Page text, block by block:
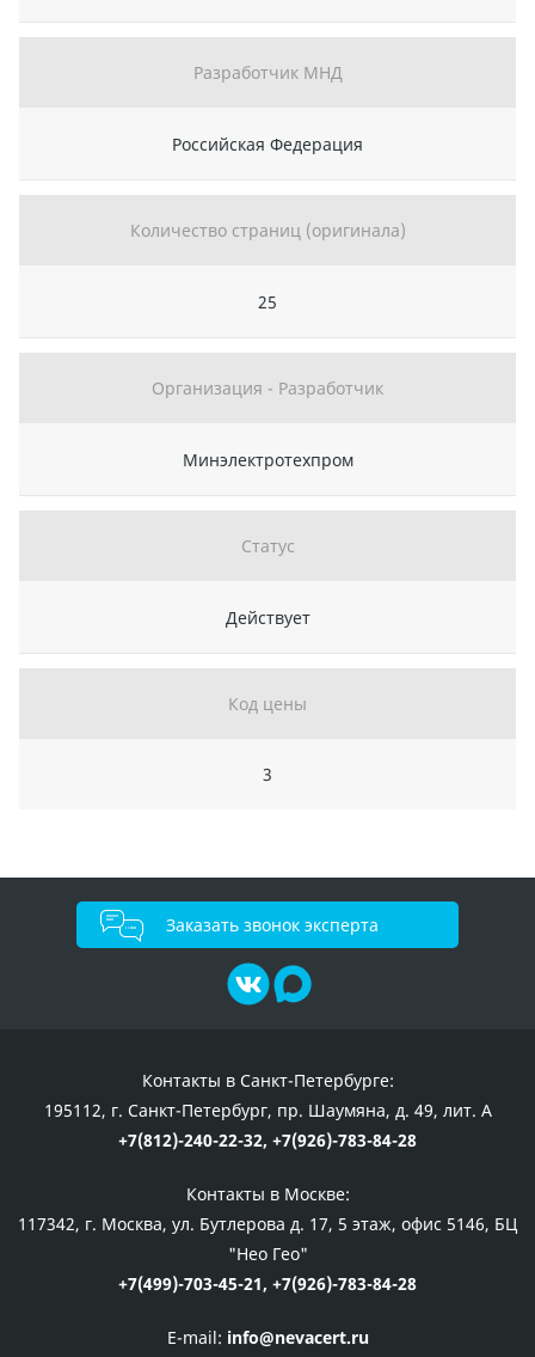
Разработчик МНД
Российская Федерация
Количество страниц (оригинала)
25
Организация - Разработчик
Минэлектротехпром
Статус
Действует
Код цены
3
Заказать звонок эксперта
Контакты в Санкт-Петербурге:
195112, г. Санкт-Петербург, пр. Шаумяна, д. 49, лит. А
+7(812)-240-22-32, +7(926)-783-84-28
Контакты в Москве:
117342, г. Москва, ул. Бутлерова д. 17, 5 этаж, офис 5146, БЦ
"Нео Гео"
+7(499)-703-45-21, +7(926)-783-84-28
E-mail: info@nevacert.ru